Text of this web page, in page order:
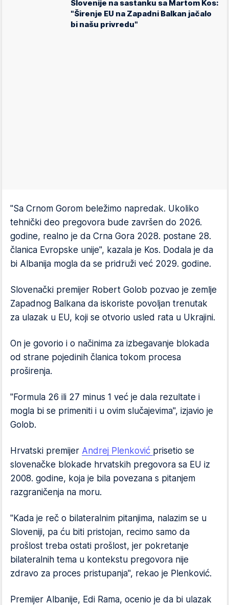
Slovenije na sastanku sa Martom Kos:
"Širenje EU na Zapadni Balkan jačalo
bi našu privredu"
"Sa Crnom Gorom beležimo napredak. Ukoliko
tehnički deo pregovora bude završen do 2026.
godine, realno je da Crna Gora 2028. postane 28.
članica Evropske unije", kazala je Kos. Dodala je da
bi Albanija mogla da se pridruži već 2029. godine.
Slovenački premijer Robert Golob pozvao je zemlje
Zapadnog Balkana da iskoriste povoljan trenutak
za ulazak u EU, koji se otvorio usled rata u Ukrajini.
On je govorio i o načinima za izbegavanje blokada
od strane pojedinih članica tokom procesa
proširenja.
"Formula 26 ili 27 minus 1 već je dala rezultate i
mogla bi se primeniti i u ovim slučajevima", izjavio je
Golob.
Hrvatski premijer Andrej Plenković prisetio se
slovenačke blokade hrvatskih pregovora sa EU iz
2008. godine, koja je bila povezana s pitanjem
razgraničenja na moru.
"Kada je reč o bilateralnim pitanjima, nalazim se u
Sloveniji, pa ću biti pristojan, recimo samo da
prošlost treba ostati prošlost, jer pokretanje
bilateralnih tema u kontekstu pregovora nije
zdravo za proces pristupanja", rekao je Plenković.
Premijer Albanije, Edi Rama, ocenio je da bi ulazak